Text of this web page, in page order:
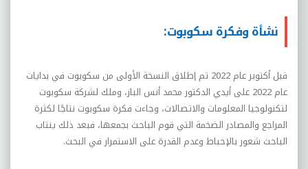
نشأة وفكرة سكوبوت:
قبل أكتوبر عام 2022 تم إطلاق النسخة الأولى من سكوبوت في بدايات
عام 2022 على أيدي الدكتور محمد أنس الباز، وملك لشركة سكوبوت
لتكنولوجيا المعلومات والاتصالات، وجاءت فكرة سكوبوت نتاجًا لكثرة
المراجع والمصادر الضخمة التي قوم الباحث بجمعها، فبعد ذلك ينتاب
الباحث شعور بالإحباط وعدم القدرة على الاستمرار في البحث.